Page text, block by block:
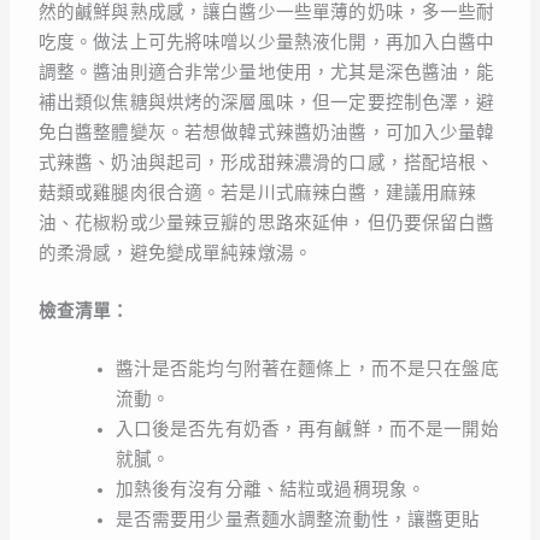
然的鹹鮮與熟成感，讓白醬少一些單薄的奶味，多一些耐
吃度。做法上可先將味噌以少量熱液化開，再加入白醬中
調整。醬油則適合非常少量地使用，尤其是深色醬油，能
補出類似焦糖與烘烤的深層風味，但一定要控制色澤，避
免白醬整體變灰。若想做韓式辣醬奶油醬，可加入少量韓
式辣醬、奶油與起司，形成甜辣濃滑的口感，搭配培根、
菇類或雞腿肉很合適。若是川式麻辣白醬，建議用麻辣
油、花椒粉或少量辣豆瓣的思路來延伸，但仍要保留白醬
的柔滑感，避免變成單純辣燉湯。
檢查清單：
醬汁是否能均勻附著在麵條上，而不是只在盤底
流動。
入口後是否先有奶香，再有鹹鮮，而不是一開始
就膩。
加熱後有沒有分離、結粒或過稠現象。
是否需要用少量煮麵水調整流動性，讓醬更貼